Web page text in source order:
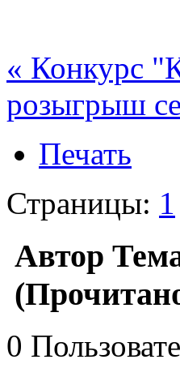
« Конкурс
розыгрыш
Печать
Страницы: 1
Автор
0